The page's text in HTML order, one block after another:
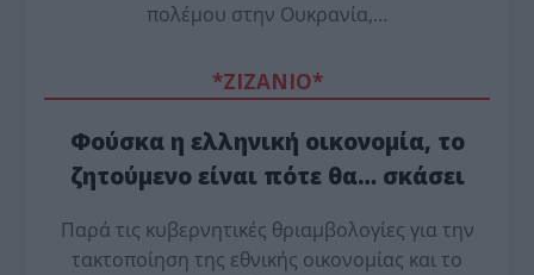
πολέμου στην Ουκρανία,…
*ZΙΖΑΝΙΟ*
Φούσκα η ελληνική οικονομία, το
ζητούμενο είναι πότε θα… σκάσει
Παρά τις κυβερνητικές θριαμβολογίες για την
τακτοποίηση της εθνικής οικονομίας και το